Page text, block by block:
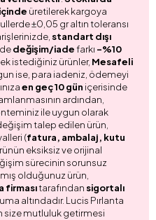
üretilerek kargoya
±0,05 gr altın toleransı
standart dışı
değişim/iadefarkı -%10
istediğiniz ürünler, Mesafeli
ise, para iadeniz, ödemeyi
en geç 10 gün içerisinde
ardından,
ile uygun olarak
talep edilen ürün,
(fatura, ambalaj, kutu
eksiksiz ve orijinal
sürecinin sorunsuz
olduğunuz ürün,
firmasıtarafından sigortalı
altındadır. Lucis Pırlanta
size mutluluk getirmesi